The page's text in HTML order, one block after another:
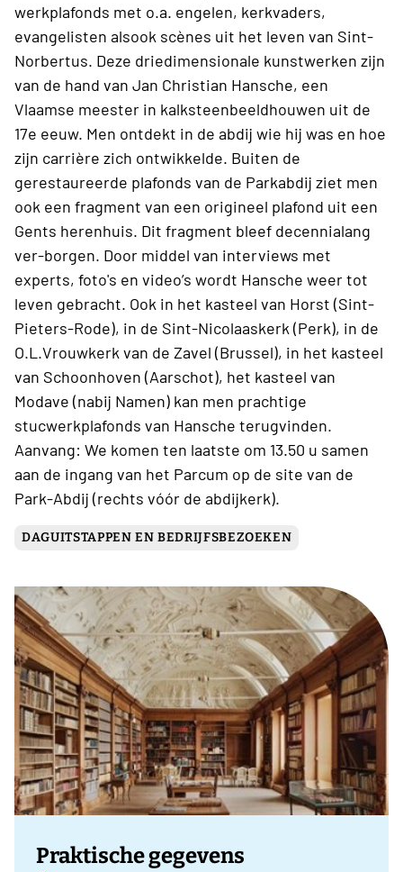
werkplafonds met o.a. engelen, kerkvaders,
evangelisten alsook scènes uit het leven van Sint-
Norbertus. Deze driedimensionale kunstwerken zijn
van de hand van Jan Christian Hansche, een
Vlaamse meester in kalksteenbeeldhouwen uit de
17e eeuw. Men ontdekt in de abdij wie hij was en hoe
zijn carrière zich ontwikkelde. Buiten de
gerestaureerde plafonds van de Parkabdij ziet men
ook een fragment van een origineel plafond uit een
Gents herenhuis. Dit fragment bleef decennialang
ver-borgen. Door middel van interviews met
experts, foto's en video’s wordt Hansche weer tot
leven gebracht. Ook in het kasteel van Horst (Sint-
Pieters-Rode), in de Sint-Nicolaaskerk (Perk), in de
O.L.Vrouwkerk van de Zavel (Brussel), in het kasteel
van Schoonhoven (Aarschot), het kasteel van
Modave (nabij Namen) kan men prachtige
stucwerkplafonds van Hansche terugvinden.
Aanvang: We komen ten laatste om 13.50 u samen
aan de ingang van het Parcum op de site van de
Park-Abdij (rechts vóór de abdijkerk).
DAGUITSTAPPEN EN BEDRIJFSBEZOEKEN
Praktische gegevens